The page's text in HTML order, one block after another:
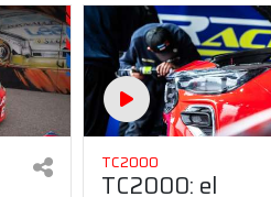
TC2000
TC2000: el